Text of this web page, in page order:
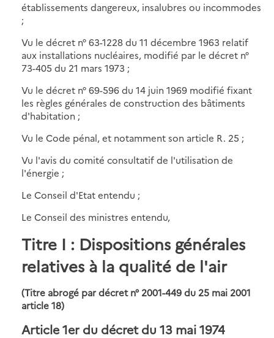
établissements dangereux, insalubres ou incommodes
;
Vu le décret n° 63-1228 du 11 décembre 1963 relatif
aux installations nucléaires, modifié par le décret n°
73-405 du 21 mars 1973 ;
Vu le décret n° 69-596 du 14 juin 1969 modifié fixant
les règles générales de construction des bâtiments
d'habitation ;
Vu le Code pénal, et notamment son article R. 25 ;
Vu l'avis du comité consultatif de l'utilisation de
l'énergie ;
Le Conseil d'Etat entendu ;
Le Conseil des ministres entendu,
Titre I : Dispositions générales
relatives à la qualité de l'air
(Titre abrogé par décret n° 2001-449 du 25 mai 2001
article 18)
Article 1er du décret du 13 mai 1974